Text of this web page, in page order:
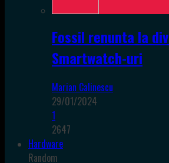
Fossil renunta la
Smartwatch-uri
Marian Calinescu
29/01/2024
1
2647
Hardware
Random